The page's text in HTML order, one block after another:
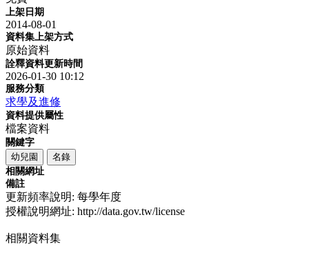
上架日期
2014-08-01
資料集上架方式
原始資料
詮釋資料更新時間
2026-01-30 10:12
服務分類
求學及進修
資料提供屬性
檔案資料
關鍵字
幼兒園
名錄
相關網址
備註
更新頻率說明: 每學年度
授權說明網址: http://data.gov.tw/license
相關資料集